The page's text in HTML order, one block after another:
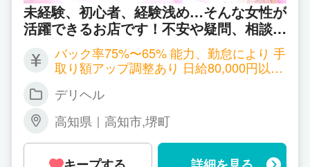
未経験、初心者、経験浅め…そんな女性が
活躍できるお店です！不安や疑問、相談の
みでも丁寧に応対します！身バレ対策・女
性スタッフによる面接、悪質客排除に力を
入れています！地元で初心者の女性が安心
して働けるようサポートしています＾＾⭐︎
バック率75%〜65% 能力、勤怠により 手
取り額アップ調整あり 日給80,000円以上
デリヘル
高知県｜高知市,堺町